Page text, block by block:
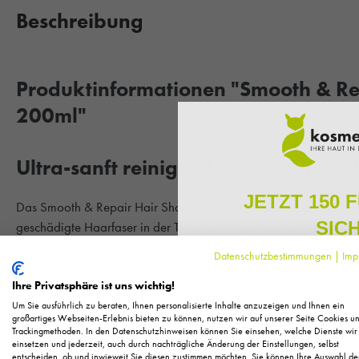
Beschreibung
Produktinformationen "Smooth &
200ml"
Ultra-sanft reinigendes und
Das Smooth & Repair Hair Shampoo von NOELIE repariert
geschädigte Haarfaser in der Tiefe. Das Haar lässt sich leicht
Gönnen Sie sich wieder den seidigen Glanz Ihrer natürlichen
Haartyp:Für trockenes, sprödes, strapaziertes, brüchiges und
Ihre Vorteile im Überblick:
repariert geschädigte Haarfasern in der Tiefe
Datenschutzbestimmungen |
Ihre Privatsphäre ist uns wichtig!
Um Sie ausführlich zu beraten, Ihnen personalisierte Inhalte anzuzeigen und Ihnen ein
großartiges Webseiten-Erlebnis bieten zu können, nutzen wir auf unserer Seite Cookies
Trackingmethoden. In den Datenschutzhinweisen können Sie einsehen, welche Dienste wir
einsetzen und jederzeit, auch durch nachträgliche Änderung der Einstellungen, selbst
JETZT 150
Melden Sie sich zu
regelmäßig exklusive
Pflege, neue Produkte
Als kleines Dankeschön für
Ihnen150 Fuchstaler*, die
Einkauf